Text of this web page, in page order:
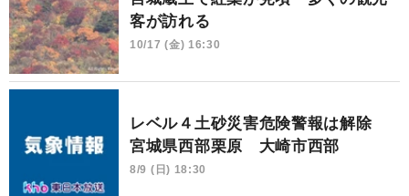
客が訪れる
10/17 (金) 16:30
レベル４土砂災害危険警報は解除
宮城県西部栗原 大崎市西部
8/9 (日) 18:30